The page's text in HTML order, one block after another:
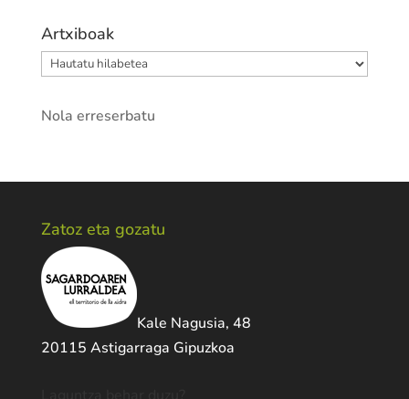
Artxiboak
Artxiboak
Nola erreserbatu
Zatoz eta gozatu
Kale Nagusia, 48
20115 Astigarraga Gipuzkoa